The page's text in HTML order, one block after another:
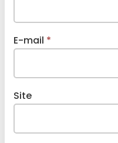
E-mail *
Site